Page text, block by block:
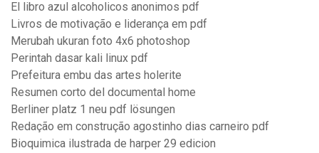
El libro azul alcoholicos anonimos pdf
Livros de motivação e liderança em pdf
Merubah ukuran foto 4x6 photoshop
Perintah dasar kali linux pdf
Prefeitura embu das artes holerite
Resumen corto del documental home
Berliner platz 1 neu pdf lösungen
Redação em construção agostinho dias carneiro pdf
Bioquimica ilustrada de harper 29 edicion